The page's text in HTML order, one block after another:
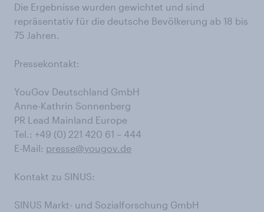
Die Ergebnisse wurden gewichtet und sind
repräsentativ für die deutsche Bevölkerung ab 18 bis
75 Jahren.
Pressekontakt:
YouGov Deutschland GmbH
Anne-Kathrin Sonnenberg
PR Lead Mainland Europe
Tel.: +49 (0) 221 420 61 – 444
E-Mail: presse@yougov.de
Kontakt zu SINUS:
SINUS Markt- und Sozialforschung GmbH